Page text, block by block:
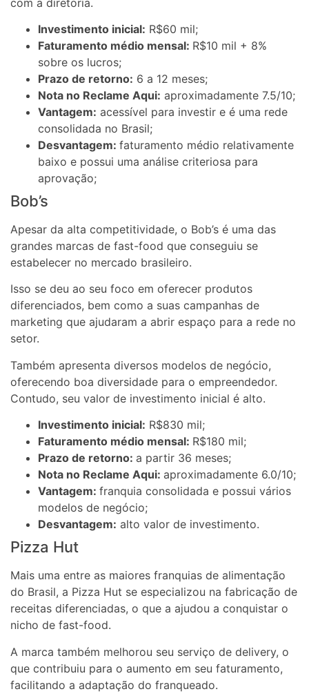
Investimento inicial: R$60 mil;
Faturamento médio mensal: R$10 mil + 8%
sobre os lucros;
Prazo de retorno: 6 a 12 meses;
Nota no Reclame Aqui: aproximadamente 7.5/10;
Vantagem: acessível para investir e é uma rede
consolidada no Brasil;
Desvantagem: faturamento médio relativamente
baixo e possui uma análise criteriosa para
aprovação;
Bob’s
Apesar da alta competitividade, o Bob’s é uma das
grandes marcas de fast-food que conseguiu se
estabelecer no mercado brasileiro.
Isso se deu ao seu foco em oferecer produtos
diferenciados, bem como a suas campanhas de
marketing que ajudaram a abrir espaço para a rede no
setor.
Também apresenta diversos modelos de negócio,
oferecendo boa diversidade para o empreendedor.
Contudo, seu valor de investimento inicial é alto.
Investimento inicial: R$830 mil;
Faturamento médio mensal: R$180 mil;
Prazo de retorno: a partir 36 meses;
Nota no Reclame Aqui: aproximadamente 6.0/10;
Vantagem: franquia consolidada e possui vários
modelos de negócio;
Desvantagem: alto valor de investimento.
Pizza Hut
Mais uma entre as maiores franquias de alimentação
do Brasil, a Pizza Hut se especializou na fabricação de
receitas diferenciadas, o que a ajudou a conquistar o
nicho de fast-food.
A marca também melhorou seu serviço de delivery, o
que contribuiu para o aumento em seu faturamento,
facilitando a adaptação do franqueado.